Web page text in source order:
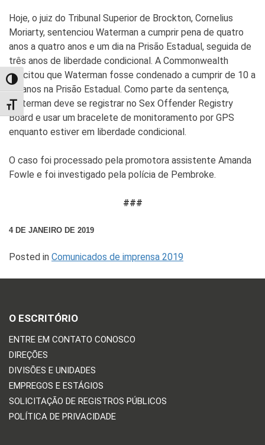
TOGGLE HIGH CONTRAST
TOGGLE FONT SIZE
Hoje, o juiz do Tribunal Superior de Brockton, Cornelius
Moriarty, sentenciou Waterman a cumprir pena de quatro
anos a quatro anos e um dia na Prisão Estadual, seguida de
três anos de liberdade condicional. A Commonwealth
solicitou que Waterman fosse condenado a cumprir de 10 a
12 anos na Prisão Estadual. Como parte da sentença,
Waterman deve se registrar no Sex Offender Registry
Board e usar um bracelete de monitoramento por GPS
enquanto estiver em liberdade condicional.
O caso foi processado pela promotora assistente Amanda
Fowle e foi investigado pela polícia de Pembroke.
###
4 DE JANEIRO DE 2019
Posted in Comunicados de imprensa 2019
O ESCRITÓRIO
ENTRE EM CONTATO CONOSCO
DIREÇÕES
DIVISÕES E UNIDADES
EMPREGOS E ESTÁGIOS
SOLICITAÇÃO DE REGISTROS PÚBLICOS
POLÍTICA DE PRIVACIDADE